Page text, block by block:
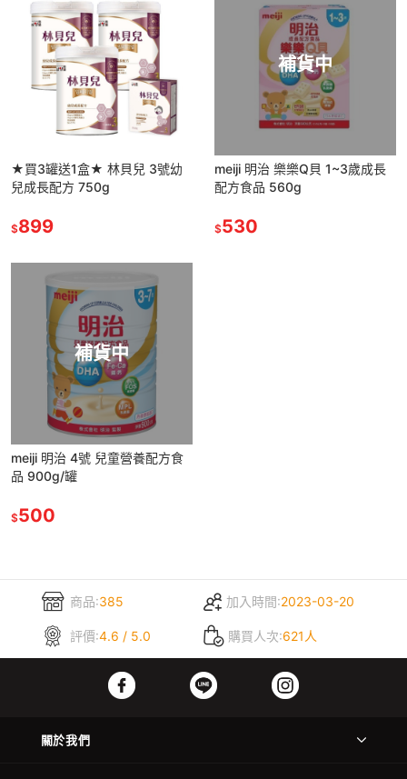
★買3罐送1盒★ 林貝兒 3號幼
兒成長配方 750g
$899
補貨中
meiji 明治 樂樂Q貝 1~3歲成長
配方食品 560g
$530
補貨中
meiji 明治 4號 兒童營養配方食
品 900g/罐
$500
商品:385 加入時間:2023-03-20
評價:4.6 / 5.0 購買人次:621人
關於我們